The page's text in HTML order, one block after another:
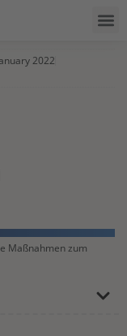
2022
Maßnahmen zum